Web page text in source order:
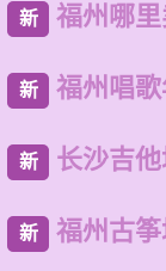
新 福州哪
新 福州唱
新 长沙吉他
新 福州古